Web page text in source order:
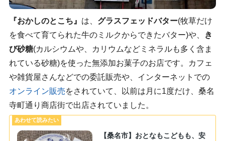
『おかしのとこち』 は、 グラスフェッドバター(牧草だけ
を食べて育てられた牛のミルクからできたバター)や、
き
び砂糖(カルシウムや、カリウムなどミネラルも多く含ま
れている砂糖)を使った無添加お菓子のお店です。カフェ
や雑貨屋さんなどでの委託販売や、インターネットでの
オンライン販売をされていて、以前は月に1度だけ、桑名
寺町通り商店街で出店されていました。
【桑名市】おとなもこどもも、安